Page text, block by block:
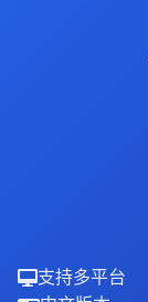
支持多平台